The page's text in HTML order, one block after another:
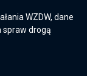
WZDW, dane
spraw drogą